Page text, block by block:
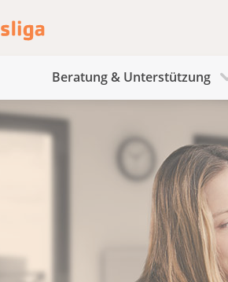
Beratung & Unterstützung